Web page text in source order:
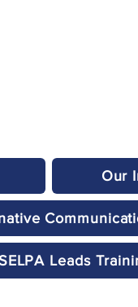
Our
Leads